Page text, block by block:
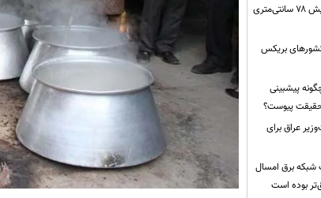
دریاچه ارومیه جان گرفت؛ افزایش ۷۸ سانتی‌متری
بریکس
پیشبینی
حقیقت پیوست؟
عراق برای
شبکه برق امسال
بوده است